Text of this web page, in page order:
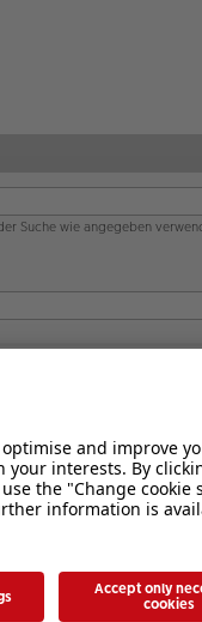
Suche wie angegeben